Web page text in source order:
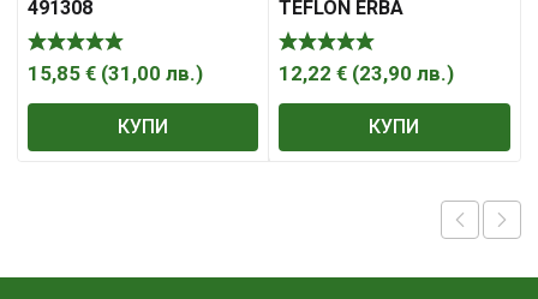
491308
15,85 € (31,00 лв.)
КУПИ
TEFLON ERBA
12,22€ (23,90лв.)
КУПИ